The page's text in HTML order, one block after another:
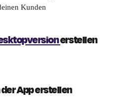
Kunden
erstellen
App erstellen